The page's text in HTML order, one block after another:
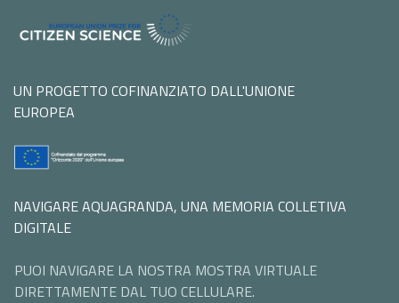
UN PROGETTO COFINANZIATO DALL'UNIONE
EUROPEA
NAVIGARE AQUAGRANDA, UNA MEMORIA COLLETIVA
DIGITALE
PUOI NAVIGARE LA NOSTRA MOSTRA VIRTUALE
DIRETTAMENTE DAL TUO CELLULARE.